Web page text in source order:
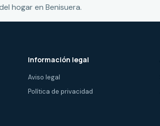
hogar en Benisuera.
Información legal
Aviso legal
Política de privacidad